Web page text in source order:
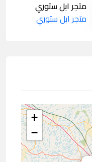
متجر ابل ستوري
متجر ابل ستوري
+
−